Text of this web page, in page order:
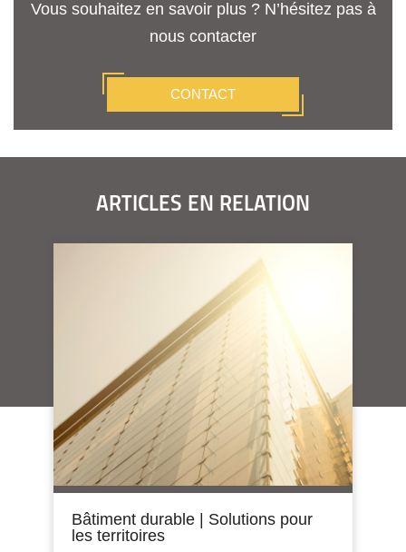
Vous souhaitez en savoir plus ? N’hésitez pas à
nous contacter
CONTACT
ARTICLES EN RELATION
Bâtiment durable
Solutions pour
les territoires